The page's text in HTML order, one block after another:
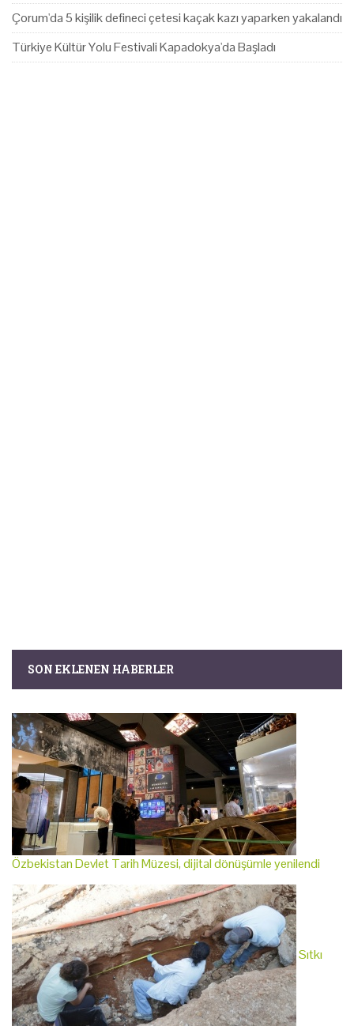
Çorum'da 5 kişilik defineci çetesi kaçak kazı yaparken yakalandı
Türkiye Kültür Yolu Festivali Kapadokya'da Başladı
SON EKLENEN HABERLER
Özbekistan Devlet Tarih Müzesi, dijital dönüşümle yenilendi
Sıtkı